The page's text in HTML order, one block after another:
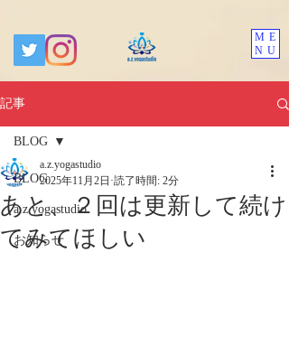
ME
NU
記事
BLOG
a.z.yogastudio
お知らせ
BLOG
あと、２回は更新して続け
てみてほしい
a.z.yogastudio
2025年11月2日 読了時間: 2分